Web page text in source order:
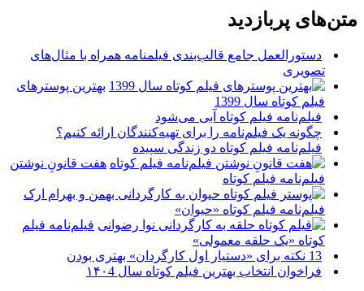
متن‌های پربازدید
دستورالعمل جامع قالب‌بندی فیلمنامه همراه با مثال‌های
تصویری
بهترین پوسترهای
فیلم کوتاه سال 1399
فیلم‌نامه فیلم کوتاه آبی می‌شود
چگونه یک فیلم‌نامه را برای تهیه‌کنندگان ارائه کنیم؟
فیلم‌نامه فیلم کوتاه دو زندگی سپیده
هفت قانونِ نوشتن
فیلم‌نامه فیلم کوتاه
فیلم‌نامه فیلم کوتاه «حیوان»
فیلم‌نامه فیلم
کوتاه «یک حلقه معمولی»
13 نکته برای «دستیار اول کارگردان» بهتری بودن
فراخوان انتخاب بهترین فیلم کوتاه سال ۱۴۰4